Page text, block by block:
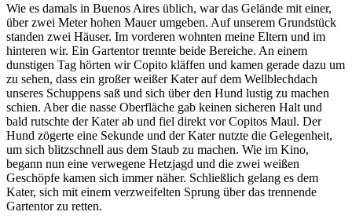
Wie es damals in Buenos Aires üblich, war das Gelände mit einer,
über zwei Meter hohen Mauer umgeben. Auf unserem Grundstück
standen zwei Häuser. Im vorderen wohnten meine Eltern und im
hinteren wir. Ein Gartentor trennte beide Bereiche. An einem
dunstigen Tag hörten wir Copito kläffen und kamen gerade dazu um
zu sehen, dass ein großer weißer Kater auf dem Wellblechdach
unseres Schuppens saß und sich über den Hund lustig zu machen
schien. Aber die nasse Oberfläche gab keinen sicheren Halt und
bald rutschte der Kater ab und fiel direkt vor Copitos Maul. Der
Hund zögerte eine Sekunde und der Kater nutzte die Gelegenheit,
um sich blitzschnell aus dem Staub zu machen. Wie im Kino,
begann nun eine verwegene Hetzjagd und die zwei weißen
Geschöpfe kamen sich immer näher. Schließlich gelang es dem
Kater, sich mit einem verzweifelten Sprung über das trennende
Gartentor zu retten.